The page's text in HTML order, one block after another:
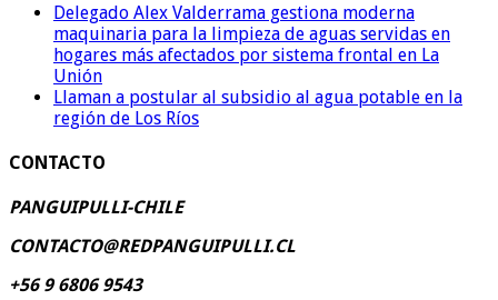
Delegado Alex Valderrama gestiona moderna
maquinaria para la limpieza de aguas servidas en
hogares más afectados por sistema frontal en La
Unión
Llaman a postular al subsidio al agua potable en la
región de Los Ríos
CONTACTO
PANGUIPULLI-CHILE
CONTACTO@REDPANGUIPULLI.CL
+56 9 6806 9543